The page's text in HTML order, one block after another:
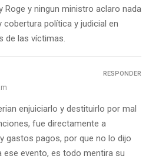
y ningun ministro aclaro nada
cobertura política y judicial en
de las víctimas.
enjuiciarlo y destituirlo por mal
fue directamente a
gastos pagos, por que no lo dijo
ese evento, es todo mentira su
RESPONDER